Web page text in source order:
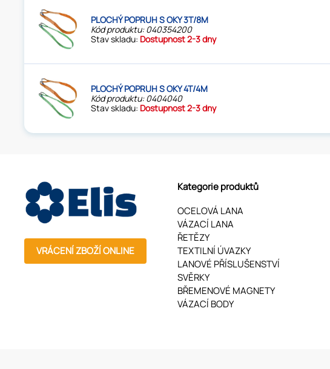
PLOCHÝ POPRUH S OKY 3T/8M
Kód produktu: 040354200
Stav skladu: Dostupnost 2-3 dny
PLOCHÝ POPRUH S OKY 4T/4M
Kód produktu: 0404040
Stav skladu: Dostupnost 2-3 dny
VRÁCENÍ ZBOŽÍ ONLINE
Kategorie produktů
OCELOVÁ LANA
VÁZACÍ LANA
ŘETĚZY
TEXTILNÍ ÚVAZKY
LANOVÉ PŘÍSLUŠENSTVÍ
SVĚRKY
BŘEMENOVÉ MAGNETY
VÁZACÍ BODY